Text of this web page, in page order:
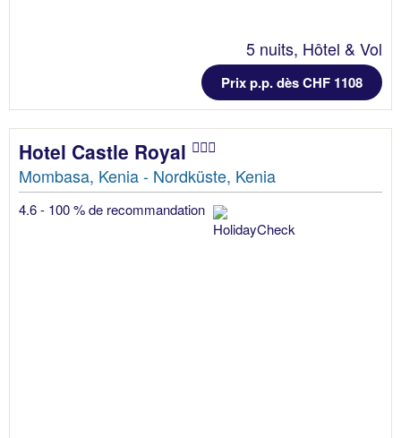
5 nuits, Hôtel & Vol
Prix p.p. dès CHF 1108
Hotel Castle Royal
Mombasa, Kenia - Nordküste, Kenia
4.6 - 100 % de recommandation